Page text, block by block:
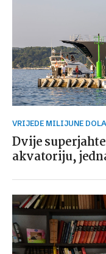
VRIJEDE MILIJUNE
Dvije
akvatoriju,